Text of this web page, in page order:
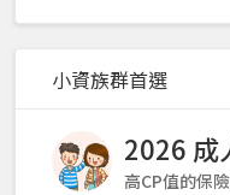
小資族群首選
2026 成
高CP值的保